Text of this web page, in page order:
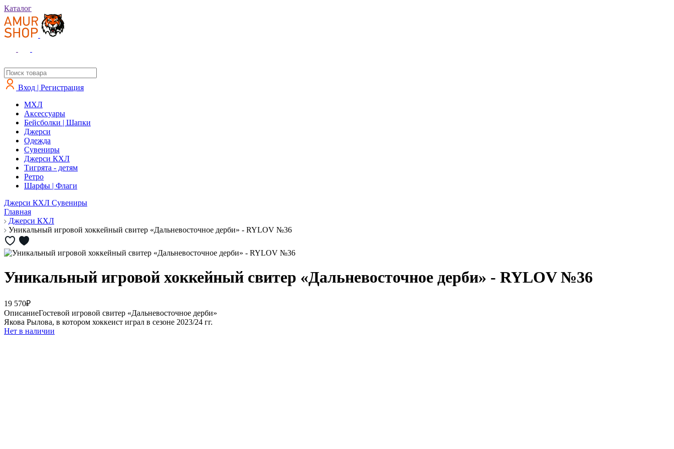
Каталог
Вход | Регистрация
MXЛ
Аксессуары
Бейсболки | Шапки
Джерси
Одежда
Сувениры
Джерси КХЛ
Тигрята - детям
Ретро
Шарфы | Флаги
Джерси КХЛ Сувениры
Главная
Джерси КХЛ
Уникальный игровой хоккейный свитер «Дальневосточное дерби» - RYLOV №36
Уникальный игровой хоккейный свитер «Дальневосточное дерби» - RYLOV №36
19 570₽
ОписаниеГостевой игровой свитер «Дальневосточное дерби»
Якова Рылова, в котором хоккеист играл в сезоне 2023/24 гг.
Нет в наличии